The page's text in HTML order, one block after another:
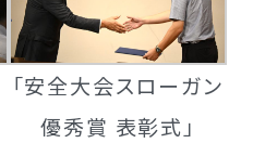
「安全大会スローガン
優秀賞 表彰式」